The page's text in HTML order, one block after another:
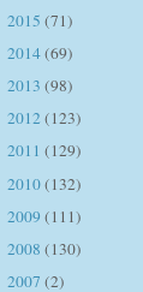
2015 (71)
2014(69)
2013 (98)
2012 (123)
2011 (129)
2010(132)
2009 (111)
2008 (130)
2007 (2)